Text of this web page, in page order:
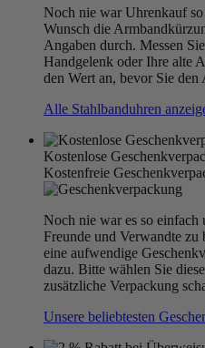
Noch nie war Uhrenkauf
Wunsch die
Angaben durch. Messen
Handgelenk oder Ihre alte
den Wert an, bevor Sie
Alle Stahlbanduhren
Kostenlose
Kostenfreie
Noch nie war es so einfach
Freunde und Verwandte zu
eine aufwendige
dazu. Bitte wählen Sie
zusätzliche Verpackung
Unsere beliebtesten